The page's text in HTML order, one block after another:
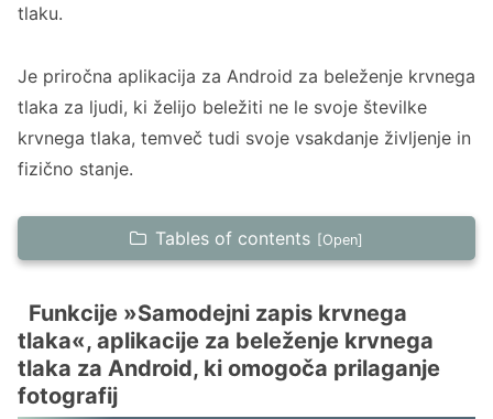
tlaku.
Je priročna aplikacija za Android za beleženje krvnega
tlaka za ljudi, ki želijo beležiti ne le svoje številke
krvnega tlaka, temveč tudi svoje vsakdanje življenje in
fizično stanje.
Tables of contents
aplikacije za beleženje krvnega tlaka za
Android, ki omogoča prilaganje fotografij
Priložite fotografije obrokov k svojim
zapisom krvnega tlaka
Funkcije »Samodejni zapis krvnega
tlaka«, aplikacije za beleženje krvnega
tlaka za Android, ki omogoča prilaganje
fotografij